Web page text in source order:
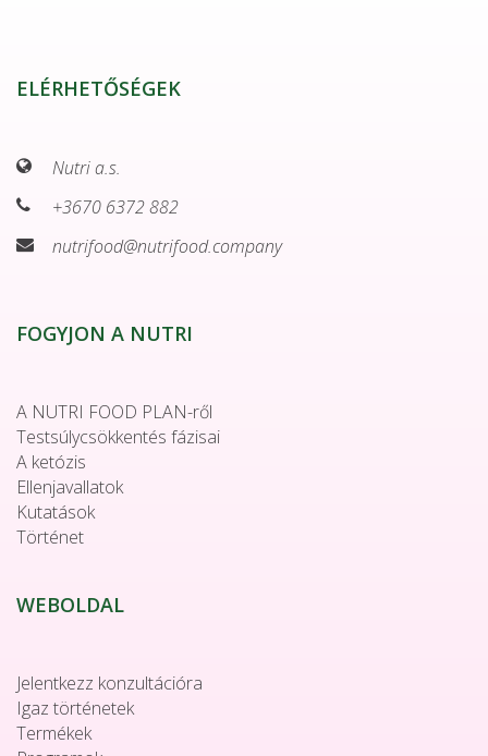
ELÉRHETŐSÉGEK
Nutri a.s.
+3670 6372 882
nutrifood@nutrifood.company
FOGYJON A NUTRI
A NUTRI FOOD PLAN-ről
Testsúlycsökkentés fázisai
A ketózis
Ellenjavallatok
Kutatások
Történet
WEBOLDAL
Jelentkezz konzultációra
Igaz történetek
Termékek